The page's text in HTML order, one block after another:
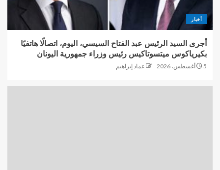
أخبار
أجرى السيد الرئيس عبد الفتاح السيسي، اليوم، اتصالًا هاتفيًا
بكيرياكوس ميتسوتاكيس رئيس وزراء جمهورية اليونان
5 أغسطس، 2026 عماد إبراهيم